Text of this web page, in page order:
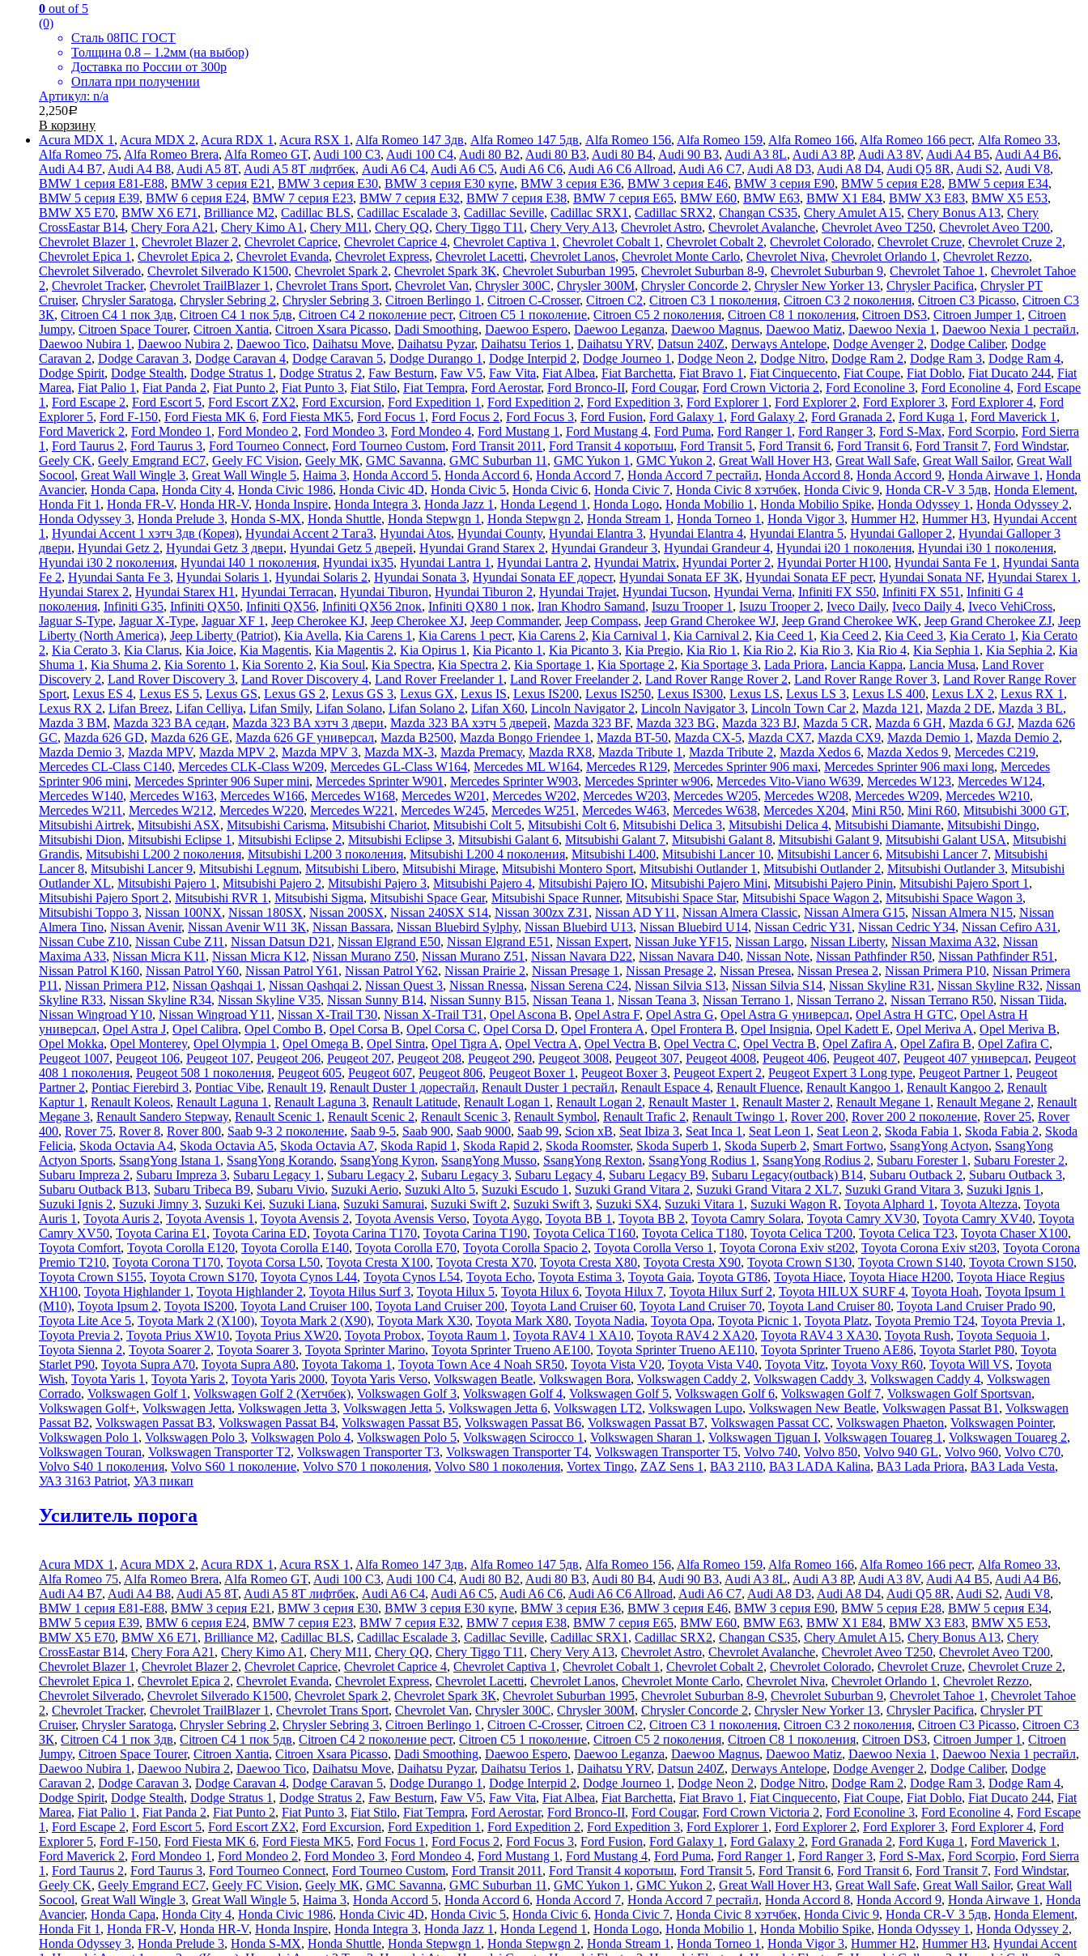
0 out of 5
(0)
Сталь 08ПС ГОСТ
Толщина 0.8 – 1.2мм (на выбор)
Доставка по России от 300р
Оплата при получении
Артикул: n/a
2,250Р
В корзину
Acura MDX 1 , Acura MDX 2, Acura RDX 1 , Acura RSX 1 , Alfa Romeo 147 3дв, Alfa Romeo 147 5дв, Alfa Romeo 156, Alfa Romeo 159, Alfa Romeo 166, Alfa Romeo 166 рест, Alfa Romeo 33,
Alfa Romeo 75, Alfa Romeo Brera, Alfa Romeo GT, Audi 100 C3, Audi 100 C4, Audi 80 B2, Audi 80 B3, Audi 80 B4, Audi 90 B3, Audi A3 8L, Audi A3 8P, Audi A3 8V, Audi A4 B5, Audi A4 B6,
Audi A4 B7, Audi A4 B8, Audi A5 8T, Audi A5 8T лифтбек, Audi A6 C4, Audi A6 C5, Audi A6 C6, Audi A6 C6 Allroad, Audi A6 C7, Audi A8 D3, Audi A8 D4, Audi Q5 8R, Audi S2, Audi V8,
BMW 1 серия E81-E88, BMW 3 серия E21 , BMW 3 серия E30, BMW 3 серия E30 купе, BMW 3 серия E36, BMW 3 серия E46, BMW 3 серия E90, BMW 5 серия E28, BMW 5 серия E34,
BMW 5 серия E39, BMW 6 серия E24, BMW 7 серия E23, BMW 7 серия E32, BMW 7 серия E38, BMW 7 серия E65, BMW E60, BMW E63, BMW X1 E84, BMW X3 E83, BMW X5 E53,
BMW X5 E70, BMW X6 E71 , Brilliance M2, Cadillac BLS, Cadillac Escalade 3, Cadillac Seville, Cadillac SRX1 , Cadillac SRX2, Changan CS35, Chery Amulet A15, Chery Bonus A13, Chery
CrossEastar B14, Chery Fora A21 , Chery Kimo A1 , Chery M11 , Chery QQ, Chery Tiggo T11 , Chery Very A13, Chevrolet Astro, Chevrolet Avalanche, Chevrolet Aveo T250, Chevrolet Aveo Т200,
Chevrolet Blazer 1 , Chevrolet Blazer 2, Chevrolet Caprice, Chevrolet Caprice 4, Chevrolet Captiva 1 , Chevrolet Cobalt 1 , Chevrolet Cobalt 2, Chevrolet Colorado, Chevrolet Cruze, Chevrolet Cruze 2,
Chevrolet Epica 1 , Chevrolet Epica 2, Chevrolet Evanda, Chevrolet Express, Chevrolet Lacetti, Chevrolet Lanos, Chevrolet Monte Carlo, Chevrolet Niva, Chevrolet Orlando 1 , Chevrolet Rezzo,
Chevrolet Silverado, Chevrolet Silverado K1500, Chevrolet Spark 2, Chevrolet Spark ЗК, Chevrolet Suburban 1995, Chevrolet Suburban 8-9, Chevrolet Suburban 9, Chevrolet Tahoe 1 , Chevrolet Tahoe
2, Chevrolet Tracker, Chevrolet TrailBlazer 1 , Chevrolet Trans Sport, Chevrolet Van, Chrysler 300C, Chrysler 300M, Chrysler Concorde 2, Chrysler New Yorker 13, Chrysler Pacifica, Chrysler PT
Cruiser, Chrysler Saratoga, Chrysler Sebring 2, Chrysler Sebring 3, Citroen Berlingo 1 , Citroen C-Crosser, Citroen C2, Citroen C3 1 поколения, Citroen C3 2 поколения, Citroen C3 Picasso, Citroen C3
ЗК, Citroen C4 1 пок 3дв, Citroen C4 1 пок 5дв, Citroen C4 2 поколение рест, Citroen C5 1 поколение, Citroen C5 2 поколения, Citroen C8 1 поколения, Citroen DS3, Citroen Jumper 1 , Citroen
Jumpy, Citroen Space Tourer, Citroen Xantia, Citroen Xsara Picasso, Dadi Smoothing, Daewoo Espero, Daewoo Leganza, Daewoo Magnus, Daewoo Matiz, Daewoo Nexia 1 , Daewoo Nexia 1 рестайл,
Daewoo Nubira 1 , Daewoo Nubira 2, Daewoo Tico, Daihatsu Move, Daihatsu Pyzar, Daihatsu Terios 1 , Daihatsu YRV, Datsun 240Z, Derways Antelope, Dodge Avenger 2, Dodge Caliber, Dodge
Caravan 2, Dodge Caravan 3, Dodge Caravan 4, Dodge Caravan 5, Dodge Durango 1 , Dodge Interpid 2, Dodge Journeo 1 , Dodge Neon 2, Dodge Nitro, Dodge Ram 2, Dodge Ram 3, Dodge Ram 4,
Dodge Spirit, Dodge Stealth, Dodge Stratus 1 , Dodge Stratus 2, Faw Besturn, Faw V5, Faw Vita, Fiat Albea, Fiat Barchetta, Fiat Bravo 1 , Fiat Cinquecento, Fiat Coupe, Fiat Doblo, Fiat Ducato 244, Fiat
Marea, Fiat Palio 1 , Fiat Panda 2, Fiat Punto 2, Fiat Punto 3, Fiat Stilo, Fiat Tempra, Ford Aerostar, Ford Bronco-II, Ford Cougar, Ford Crown Victoria 2, Ford Econoline 3, Ford Econoline 4, Ford Escape
1 , Ford Escape 2, Ford Escort 5, Ford Escort ZX2, Ford Excursion, Ford Expedition 1 , Ford Expedition 2, Ford Expedition 3, Ford Explorer 1 , Ford Explorer 2, Ford Explorer 3, Ford Explorer 4, Ford
Explorer 5, Ford F-150, Ford Fiesta MK 6, Ford Fiesta MK5, Ford Focus 1 , Ford Focus 2, Ford Focus 3, Ford Fusion, Ford Galaxy 1 , Ford Galaxy 2, Ford Granada 2, Ford Kuga 1 , Ford Maverick 1 ,
Ford Maverick 2, Ford Mondeo 1 , Ford Mondeo 2, Ford Mondeo 3, Ford Mondeo 4, Ford Mustang 1 , Ford Mustang 4, Ford Puma, Ford Ranger 1 , Ford Ranger 3, Ford S-Max, Ford Scorpio, Ford Sierra
1 , Ford Taurus 2, Ford Taurus 3, Ford Tourneo Connect, Ford Tourneo Custom, Ford Transit 2011 , Ford Transit 4 коротыш, Ford Transit 5, Ford Transit 6, Ford Transit 6, Ford Transit 7, Ford Windstar,
Geely CK, Geely Emgrand EC7, Geely FC Vision, Geely МК, GMC Savanna, GMC Suburban 11 , GMC Yukon 1 , GMC Yukon 2, Great Wall Hover H3, Great Wall Safe, Great Wall Sailor, Great Wall
Socool, Great Wall Wingle 3, Great Wall Wingle 5, Haima 3, Honda Accord 5, Honda Accord 6, Honda Accord 7, Honda Accord 7 рестайл, Honda Accord 8, Honda Accord 9, Honda Airwave 1 , Honda
Avancier, Honda Capa, Honda City 4, Honda Civic 1986, Honda Civic 4D, Honda Civic 5, Honda Civic 6, Honda Civic 7, Honda Civic 8 хэтчбек, Honda Civic 9, Honda CR-V 3 5дв, Honda Element,
Honda Fit 1 , Honda FR-V, Honda HR-V, Honda Inspire, Honda Integra 3, Honda Jazz 1 , Honda Legend 1 , Honda Logo, Honda Mobilio 1 , Honda Mobilio Spike, Honda Odyssey 1 , Honda Odyssey 2,
Honda Odyssey 3, Honda Prelude 3, Honda S-MX, Honda Shuttle, Honda Stepwgn 1 , Honda Stepwgn 2, Honda Stream 1 , Honda Torneo 1 , Honda Vigor 3, Hummer H2, Hummer H3, Hyundai Accent
1 , Hyundai Accent 1 хэтч 3дв (Корея), Hyundai Accent 2 ТагаЗ, Hyundai Atos, Hyundai County, Hyundai Elantra 3, Hyundai Elantra 4, Hyundai Elantra 5, Hyundai Galloper 2, Hyundai Galloper 3
двери, Hyundai Getz 2, Hyundai Getz 3 двери, Hyundai Getz 5 дверей, Hyundai Grand Starex 2, Hyundai Grandeur 3, Hyundai Grandeur 4, Hyundai i20 1 поколения, Hyundai i30 1 поколения,
Hyundai i30 2 поколения, Hyundai I40 1 поколения, Hyundai ix35, Hyundai Lantra 1 , Hyundai Lantra 2, Hyundai Matrix, Hyundai Porter 2, Hyundai Porter H100, Hyundai Santa Fe 1 , Hyundai Santa
Fe 2, Hyundai Santa Fe 3, Hyundai Solaris 1 , Hyundai Solaris 2, Hyundai Sonata 3, Hyundai Sonata EF дорест, Hyundai Sonata EF ЗК, Hyundai Sonata EF рест, Hyundai Sonata NF, Hyundai Starex 1 ,
Hyundai Starex 2, Hyundai Starex H1 , Hyundai Terracan, Hyundai Tiburon, Hyundai Tiburon 2, Hyundai Trajet, Hyundai Tucson, Hyundai Verna, Infiniti FX S50, Infiniti FX S51 , Infiniti G 4
поколения, Infiniti G35, Infiniti QX50, Infiniti QX56, Infiniti QX56 2пок, Infiniti QX80 1 пок, Iran Khodro Samand, Isuzu Trooper 1 , Isuzu Trooper 2, Iveco Daily, Iveco Daily 4, Iveco VehiCross,
Jaguar S-Type, Jaguar X-Type, Jaguar XF 1 , Jeep Cherokee KJ, Jeep Cherokee XJ, Jeep Commander, Jeep Compass, Jeep Grand Cherokee WJ, Jeep Grand Cherokee WK, Jeep Grand Cherokee ZJ, Jeep
Liberty (North America), Jeep Liberty (Patriot), Kia Avella, Kia Carens 1 , Kia Carens 1 рест, Kia Carens 2, Kia Carnival 1 , Kia Carnival 2, Kia Ceed 1 , Kia Ceed 2, Kia Ceed 3, Kia Cerato 1 , Kia Cerato
2, Kia Cerato 3, Kia Clarus, Kia Joice, Kia Magentis, Kia Magentis 2, Kia Opirus 1 , Kia Picanto 1 , Kia Picanto 3, Kia Pregio, Kia Rio 1 , Kia Rio 2, Kia Rio 3, Kia Rio 4, Kia Sephia 1 , Kia Sephia 2, Kia
Shuma 1 , Kia Shuma 2, Kia Sorento 1 , Kia Sorento 2, Kia Soul, Kia Spectra, Kia Spectra 2, Kia Sportage 1 , Kia Sportage 2, Kia Sportage 3, Lada Priora, Lancia Kappa, Lancia Musa, Land Rover
Discovery 2, Land Rover Discovery 3, Land Rover Discovery 4, Land Rover Freelander 1 , Land Rover Freelander 2, Land Rover Range Rover 2, Land Rover Range Rover 3, Land Rover Range Rover
Sport, Lexus ES 4, Lexus ES 5, Lexus GS, Lexus GS 2, Lexus GS 3, Lexus GX, Lexus IS, Lexus IS200, Lexus IS250, Lexus IS300, Lexus LS, Lexus LS 3, Lexus LS 400, Lexus LX 2, Lexus RX 1 ,
Lexus RX 2, Lifan Breez, Lifan Celliya, Lifan Smily, Lifan Solano, Lifan Solano 2, Lifan X60, Lincoln Navigator 2, Lincoln Navigator 3, Lincoln Town Car 2, Mazda 121 , Mazda 2 DE, Mazda 3 BL,
Mazda 3 BM, Mazda 323 BA седан, Mazda 323 BA хэтч 3 двери, Mazda 323 BA хэтч 5 дверей, Mazda 323 BF, Mazda 323 BG, Mazda 323 BJ, Mazda 5 CR, Mazda 6 GH, Mazda 6 GJ, Mazda 626
GC, Mazda 626 GD, Mazda 626 GE, Mazda 626 GF универсал, Mazda B2500, Mazda Bongo Friendee 1 , Mazda BT-50, Mazda CX-5, Mazda CX7, Mazda CX9, Mazda Demio 1 , Mazda Demio 2,
Mazda Demio 3, Mazda MPV, Mazda MPV 2, Mazda MPV 3, Mazda MX-3, Mazda Premacy, Mazda RX8, Mazda Tribute 1 , Mazda Tribute 2, Mazda Xedos 6, Mazda Xedos 9, Mercedes C219,
Mercedes CL-Class C140, Mercedes CLK-Class W209, Mercedes GL-Class W164, Mercedes ML W164, Mercedes R129, Mercedes Sprinter 906 maxi, Mercedes Sprinter 906 maxi long, Mercedes
Sprinter 906 mini, Mercedes Sprinter 906 Super mini, Mercedes Sprinter W901 , Mercedes Sprinter W903, Mercedes Sprinter w906, Mercedes Vito-Viano W639, Mercedes W123, Mercedes W124,
Mercedes W140, Mercedes W163, Mercedes W166, Mercedes W168, Mercedes W201 , Mercedes W202, Mercedes W203, Mercedes W205, Mercedes W208, Mercedes W209, Mercedes W210,
Mercedes W211 , Mercedes W212, Mercedes W220, Mercedes W221 , Mercedes W245, Mercedes W251 , Mercedes W463, Mercedes W638, Mercedes X204, Mini R50, Mini R60, Mitsubishi 3000 GT,
Mitsubishi Airtrek, Mitsubishi ASX, Mitsubishi Carisma, Mitsubishi Chariot, Mitsubishi Colt 5, Mitsubishi Colt 6, Mitsubishi Delica 3, Mitsubishi Delica 4, Mitsubishi Diamante, Mitsubishi Dingo,
Mitsubishi Dion, Mitsubishi Eclipse 1 , Mitsubishi Eclipse 2, Mitsubishi Eclipse 3, Mitsubishi Galant 6, Mitsubishi Galant 7, Mitsubishi Galant 8, Mitsubishi Galant 9, Mitsubishi Galant USA, Mitsubishi
Grandis, Mitsubishi L200 2 поколения, Mitsubishi L200 3 поколения, Mitsubishi L200 4 поколения, Mitsubishi L400, Mitsubishi Lancer 10, Mitsubishi Lancer 6, Mitsubishi Lancer 7, Mitsubishi
Lancer 8, Mitsubishi Lancer 9, Mitsubishi Legnum, Mitsubishi Libero, Mitsubishi Mirage, Mitsubishi Montero Sport, Mitsubishi Outlander 1 , Mitsubishi Outlander 2, Mitsubishi Outlander 3, Mitsubishi
Outlander XL, Mitsubishi Pajero 1 , Mitsubishi Pajero 2, Mitsubishi Pajero 3, Mitsubishi Pajero 4, Mitsubishi Pajero IO, Mitsubishi Pajero Mini, Mitsubishi Pajero Pinin, Mitsubishi Pajero Sport 1 ,
Mitsubishi Pajero Sport 2, Mitsubishi RVR 1 , Mitsubishi Sigma, Mitsubishi Space Gear, Mitsubishi Space Runner, Mitsubishi Space Star, Mitsubishi Space Wagon 2, Mitsubishi Space Wagon 3,
Mitsubishi Toppo 3, Nissan 100NX, Nissan 180SX, Nissan 200SX, Nissan 240SX S14, Nissan 300zx Z31 , Nissan AD Y11 , Nissan Almera Classic, Nissan Almera G15, Nissan Almera N15, Nissan
Almera Tino, Nissan Avenir, Nissan Avenir W11 ЗК, Nissan Bassara, Nissan Bluebird Sylphy, Nissan Bluebird U13, Nissan Bluebird U14, Nissan Cedric Y31 , Nissan Cedric Y34, Nissan Cefiro A31 ,
Nissan Cube Z10, Nissan Cube Z11 , Nissan Datsun D21 , Nissan Elgrand E50, Nissan Elgrand E51 , Nissan Expert, Nissan Juke YF15, Nissan Largo, Nissan Liberty, Nissan Maxima A32, Nissan
Maxima A33, Nissan Micra K11 , Nissan Micra K12, Nissan Murano Z50, Nissan Murano Z51 , Nissan Navara D22, Nissan Navara D40, Nissan Note, Nissan Pathfinder R50, Nissan Pathfinder R51 ,
Nissan Patrol K160, Nissan Patrol Y60, Nissan Patrol Y61 , Nissan Patrol Y62, Nissan Prairie 2, Nissan Presage 1 , Nissan Presage 2, Nissan Presea, Nissan Presea 2, Nissan Primera P10, Nissan Primera
P11 , Nissan Primera P12, Nissan Qashqai 1 , Nissan Qashqai 2, Nissan Quest 3, Nissan Rnessa, Nissan Serena C24, Nissan Silvia S13, Nissan Silvia S14, Nissan Skyline R31 , Nissan Skyline R32, Nissan
Skyline R33, Nissan Skyline R34, Nissan Skyline V35, Nissan Sunny B14, Nissan Sunny B15, Nissan Teana 1 , Nissan Teana 3, Nissan Terrano 1 , Nissan Terrano 2, Nissan Terrano R50, Nissan Tiida,
Nissan Wingroad Y10, Nissan Wingroad Y11 , Nissan X-Trail T30, Nissan X-Trail T31 , Opel Ascona B, Opel Astra F, Opel Astra G, Opel Astra G универсал, Opel Astra H GTC, Opel Astra H
универсал, Opel Astra J, Opel Calibra, Opel Combo B, Opel Corsa B, Opel Corsa C, Opel Corsa D, Opel Frontera A, Opel Frontera B, Opel Insignia, Opel Kadett E, Opel Meriva A, Opel Meriva B,
Opel Mokka, Opel Monterey, Opel Olympia 1 , Opel Omega B, Opel Sintra, Opel Tigra A, Opel Vectra A, Opel Vectra B, Opel Vectra C, Opel Vectra В, Opel Zafira A, Opel Zafira B, Opel Zafira C,
Peugeot 1007, Peugeot 106, Peugeot 107, Peugeot 206, Peugeot 207, Peugeot 208, Peugeot 290, Peugeot 3008, Peugeot 307, Peugeot 4008, Peugeot 406, Peugeot 407, Peugeot 407 универсал, Peugeot
408 1 поколения, Peugeot 508 1 поколения, Peugeot 605, Peugeot 607, Peugeot 806, Peugeot Boxer 1 , Peugeot Boxer 3, Peugeot Expert 2, Peugeot Expert 3 Long type, Peugeot Partner 1 , Peugeot
Partner 2, Pontiac Fierebird 3, Pontiac Vibe, Renault 19, Renault Duster 1 дорестайл, Renault Duster 1 рестайл, Renault Espace 4, Renault Fluence, Renault Kangoo 1 , Renault Kangoo 2, Renault
Kaptur 1 , Renault Koleos, Renault Laguna 1 , Renault Laguna 3, Renault Latitude, Renault Logan 1 , Renault Logan 2, Renault Master 1 , Renault Master 2, Renault Megane 1 , Renault Megane 2, Renault
Megane 3, Renault Sandero Stepway, Renault Scenic 1 , Renault Scenic 2, Renault Scenic 3, Renault Symbol, Renault Trafic 2, Renault Twingo 1 , Rover 200, Rover 200 2 поколение, Rover 25, Rover
400, Rover 75, Rover 8, Rover 800, Saab 9-3 2 поколение, Saab 9-5, Saab 900, Saab 9000, Saab 99, Scion xB, Seat Ibiza 3, Seat Inca 1 , Seat Leon 1 , Seat Leon 2, Skoda Fabia 1 , Skoda Fabia 2, Skoda
Felicia, Skoda Octavia A4, Skoda Octavia A5, Skoda Octavia A7, Skoda Rapid 1 , Skoda Rapid 2, Skoda Roomster, Skoda Superb 1 , Skoda Superb 2, Smart Fortwo, SsangYong Actyon, SsangYong
Actyon Sports, SsangYong Istana 1 , SsangYong Korando, SsangYong Kyron, SsangYong Musso, SsangYong Rexton, SsangYong Rodius 1 , SsangYong Rodius 2, Subaru Forester 1 , Subaru Forester 2,
Subaru Impreza 2, Subaru Impreza 3, Subaru Legacy 1 , Subaru Legacy 2, Subaru Legacy 3, Subaru Legacy 4, Subaru Legacy B9, Subaru Legacy(outback) B14, Subaru Outback 2, Subaru Outback 3,
Subaru Outback B13, Subaru Tribeca B9, Subaru Vivio, Suzuki Aerio, Suzuki Alto 5, Suzuki Escudo 1 , Suzuki Grand Vitara 2, Suzuki Grand Vitara 2 XL7, Suzuki Grand Vitara 3, Suzuki Ignis 1 ,
Suzuki Ignis 2, Suzuki Jimny 3, Suzuki Kei, Suzuki Liana, Suzuki Samurai, Suzuki Swift 2, Suzuki Swift 3, Suzuki SX4, Suzuki Vitara 1 , Suzuki Wagon R, Toyota Alphard 1 , Toyota Altezza, Toyota
Auris 1 , Toyota Auris 2, Toyota Avensis 1 , Toyota Avensis 2, Toyota Avensis Verso, Toyota Aygo, Toyota BB 1 , Toyota BB 2, Toyota Camry Solara, Toyota Camry XV30, Toyota Camry XV40, Toyota
Camry XV50, Toyota Carina E1 , Toyota Carina ED, Toyota Carina T170, Toyota Carina T190, Toyota Celica T160, Toyota Celica T180, Toyota Celica T200, Toyota Celica T23, Toyota Chaser X100,
Toyota Comfort, Toyota Corolla E120, Toyota Corolla E140, Toyota Corolla E70, Toyota Corolla Spacio 2, Toyota Corolla Verso 1 , Toyota Corona Exiv st202, Toyota Corona Exiv st203, Toyota Corona
Premio T210, Toyota Corona T170, Toyota Corsa L50, Toyota Cresta X100, Toyota Cresta X70, Toyota Cresta X80, Toyota Cresta X90, Toyota Crown S130, Toyota Crown S140, Toyota Crown S150,
Toyota Crown S155, Toyota Crown S170, Toyota Cynos L44, Toyota Cynos L54, Toyota Echo, Toyota Estima 3, Toyota Gaia, Toyota GT86, Toyota Hiace, Toyota Hiace H200, Toyota Hiace Regius
XH100, Toyota Highlander 1 , Toyota Highlander 2, Toyota Hilus Surf 3, Toyota Hilux 5, Toyota Hilux 6, Toyota Hilux 7, Toyota Hilux Surf 2, Toyota HILUX SURF 4, Toyota Hoah, Toyota Ipsum 1
(М10), Toyota Ipsum 2, Toyota IS200, Toyota Land Cruiser 100, Toyota Land Cruiser 200, Toyota Land Cruiser 60, Toyota Land Cruiser 70, Toyota Land Cruiser 80, Toyota Land Cruiser Prado 90,
Toyota Lite Ace 5, Toyota Mark 2 (Х100), Toyota Mark 2 (Х90), Toyota Mark X30, Toyota Mark X80, Toyota Nadia, Toyota Opa, Toyota Picnic 1 , Toyota Platz, Toyota Premio T24, Toyota Previa 1 ,
Toyota Previa 2, Toyota Prius XW10, Toyota Prius XW20, Toyota Probox, Toyota Raum 1 , Toyota RAV4 1 XA10, Toyota RAV4 2 XA20, Toyota RAV4 3 XA30, Toyota Rush, Toyota Sequoia 1 ,
Toyota Sienna 2, Toyota Soarer 2, Toyota Soarer 3, Toyota Sprinter Marino, Toyota Sprinter Trueno AE100, Toyota Sprinter Trueno AE110, Toyota Sprinter Trueno AE86, Toyota Starlet P80, Toyota
Starlet P90, Toyota Supra A70, Toyota Supra A80, Toyota Takoma 1 , Toyota Town Ace 4 Noah SR50, Toyota Vista V20, Toyota Vista V40, Toyota Vitz, Toyota Voxy R60, Toyota Will VS, Toyota
Wish, Toyota Yaris 1 , Toyota Yaris 2, Toyota Yaris 2000, Toyota Yaris Verso, Volkswagen Beatle, Volkswagen Bora, Volkswagen Caddy 2, Volkswagen Caddy 3, Volkswagen Caddy 4, Volkswagen
Corrado, Volkswagen Golf 1 , Volkswagen Golf 2 (Хетчбек), Volkswagen Golf 3, Volkswagen Golf 4, Volkswagen Golf 5, Volkswagen Golf 6, Volkswagen Golf 7, Volkswagen Golf Sportsvan,
Volkswagen Golf+, Volkswagen Jetta, Volkswagen Jetta 3, Volkswagen Jetta 5, Volkswagen Jetta 6, Volkswagen LT2, Volkswagen Lupo, Volkswagen New Beatle, Volkswagen Passat B1 , Volkswagen
Passat B2, Volkswagen Passat B3, Volkswagen Passat B4, Volkswagen Passat B5, Volkswagen Passat B6, Volkswagen Passat B7, Volkswagen Passat CC, Volkswagen Phaeton, Volkswagen Pointer,
Volkswagen Polo 1 , Volkswagen Polo 3, Volkswagen Polo 4, Volkswagen Polo 5, Volkswagen Scirocco 1 , Volkswagen Sharan 1 , Volkswagen Tiguan I, Volkswagen Touareg 1 , Volkswagen Touareg 2,
Volkswagen Touran, Volkswagen Transporter T2, Volkswagen Transporter T3, Volkswagen Transporter T4, Volkswagen Transporter T5, Volvo 740, Volvo 850, Volvo 940 GL, Volvo 960, Volvo C70,
Volvo S40 1 поколения, Volvo S60 1 поколение, Volvo S70 1 поколения, Volvo S80 1 поколения, Vortex Tingo, ZAZ Sens 1 , ВАЗ 2110, ВАЗ LADA Kalina, ВАЗ Lada Priora, ВАЗ Lada Vesta,
УАЗ 3163 Patriot, УАЗ пикап
Усилитель порога
Acura MDX 1 , Acura MDX 2, Acura RDX 1 , Acura RSX 1 , Alfa Romeo 147 3дв, Alfa Romeo 147 5дв, Alfa Romeo 156, Alfa Romeo 159, Alfa Romeo 166, Alfa Romeo 166 рест, Alfa Romeo 33,
Alfa Romeo 75, Alfa Romeo Brera, Alfa Romeo GT, Audi 100 C3, Audi 100 C4, Audi 80 B2, Audi 80 B3, Audi 80 B4, Audi 90 B3, Audi A3 8L, Audi A3 8P, Audi A3 8V, Audi A4 B5, Audi A4 B6,
Audi A4 B7, Audi A4 B8, Audi A5 8T, Audi A5 8T лифтбек, Audi A6 C4, Audi A6 C5, Audi A6 C6, Audi A6 C6 Allroad, Audi A6 C7, Audi A8 D3, Audi A8 D4, Audi Q5 8R, Audi S2, Audi V8,
BMW 1 серия E81-E88, BMW 3 серия E21 , BMW 3 серия E30, BMW 3 серия E30 купе, BMW 3 серия E36, BMW 3 серия E46, BMW 3 серия E90, BMW 5 серия E28, BMW 5 серия E34,
BMW 5 серия E39, BMW 6 серия E24, BMW 7 серия E23, BMW 7 серия E32, BMW 7 серия E38, BMW 7 серия E65, BMW E60, BMW E63, BMW X1 E84, BMW X3 E83, BMW X5 E53,
BMW X5 E70, BMW X6 E71 , Brilliance M2, Cadillac BLS, Cadillac Escalade 3, Cadillac Seville, Cadillac SRX1 , Cadillac SRX2, Changan CS35, Chery Amulet A15, Chery Bonus A13, Chery
CrossEastar B14, Chery Fora A21 , Chery Kimo A1 , Chery M11 , Chery QQ, Chery Tiggo T11 , Chery Very A13, Chevrolet Astro, Chevrolet Avalanche, Chevrolet Aveo T250, Chevrolet Aveo Т200,
Chevrolet Blazer 1 , Chevrolet Blazer 2, Chevrolet Caprice, Chevrolet Caprice 4, Chevrolet Captiva 1 , Chevrolet Cobalt 1 , Chevrolet Cobalt 2, Chevrolet Colorado, Chevrolet Cruze, Chevrolet Cruze 2,
Chevrolet Epica 1 , Chevrolet Epica 2, Chevrolet Evanda, Chevrolet Express, Chevrolet Lacetti, Chevrolet Lanos, Chevrolet Monte Carlo, Chevrolet Niva, Chevrolet Orlando 1 , Chevrolet Rezzo,
Chevrolet Silverado, Chevrolet Silverado K1500, Chevrolet Spark 2, Chevrolet Spark ЗК, Chevrolet Suburban 1995, Chevrolet Suburban 8-9, Chevrolet Suburban 9, Chevrolet Tahoe 1 , Chevrolet Tahoe
2, Chevrolet Tracker, Chevrolet TrailBlazer 1 , Chevrolet Trans Sport, Chevrolet Van, Chrysler 300C, Chrysler 300M, Chrysler Concorde 2, Chrysler New Yorker 13, Chrysler Pacifica, Chrysler PT
Cruiser, Chrysler Saratoga, Chrysler Sebring 2, Chrysler Sebring 3, Citroen Berlingo 1 , Citroen C-Crosser, Citroen C2, Citroen C3 1 поколения, Citroen C3 2 поколения, Citroen C3 Picasso, Citroen C3
ЗК, Citroen C4 1 пок 3дв, Citroen C4 1 пок 5дв, Citroen C4 2 поколение рест, Citroen C5 1 поколение, Citroen C5 2 поколения, Citroen C8 1 поколения, Citroen DS3, Citroen Jumper 1 , Citroen
Jumpy, Citroen Space Tourer, Citroen Xantia, Citroen Xsara Picasso, Dadi Smoothing, Daewoo Espero, Daewoo Leganza, Daewoo Magnus, Daewoo Matiz, Daewoo Nexia 1 , Daewoo Nexia 1 рестайл,
Daewoo Nubira 1 , Daewoo Nubira 2, Daewoo Tico, Daihatsu Move, Daihatsu Pyzar, Daihatsu Terios 1 , Daihatsu YRV, Datsun 240Z, Derways Antelope, Dodge Avenger 2, Dodge Caliber, Dodge
Caravan 2, Dodge Caravan 3, Dodge Caravan 4, Dodge Caravan 5, Dodge Durango 1 , Dodge Interpid 2, Dodge Journeo 1 , Dodge Neon 2, Dodge Nitro, Dodge Ram 2, Dodge Ram 3, Dodge Ram 4,
Dodge Spirit, Dodge Stealth, Dodge Stratus 1 , Dodge Stratus 2, Faw Besturn, Faw V5, Faw Vita, Fiat Albea, Fiat Barchetta, Fiat Bravo 1 , Fiat Cinquecento, Fiat Coupe, Fiat Doblo, Fiat Ducato 244, Fiat
Marea, Fiat Palio 1 , Fiat Panda 2, Fiat Punto 2, Fiat Punto 3, Fiat Stilo, Fiat Tempra, Ford Aerostar, Ford Bronco-II, Ford Cougar, Ford Crown Victoria 2, Ford Econoline 3, Ford Econoline 4, Ford Escape
1 , Ford Escape 2, Ford Escort 5, Ford Escort ZX2, Ford Excursion, Ford Expedition 1 , Ford Expedition 2, Ford Expedition 3, Ford Explorer 1 , Ford Explorer 2, Ford Explorer 3, Ford Explorer 4, Ford
Explorer 5, Ford F-150, Ford Fiesta MK 6, Ford Fiesta MK5, Ford Focus 1 , Ford Focus 2, Ford Focus 3, Ford Fusion, Ford Galaxy 1 , Ford Galaxy 2, Ford Granada 2, Ford Kuga 1 , Ford Maverick 1 ,
Ford Maverick 2, Ford Mondeo 1 , Ford Mondeo 2, Ford Mondeo 3, Ford Mondeo 4, Ford Mustang 1 , Ford Mustang 4, Ford Puma, Ford Ranger 1 , Ford Ranger 3, Ford S-Max, Ford Scorpio, Ford Sierra
1 , Ford Taurus 2, Ford Taurus 3, Ford Tourneo Connect, Ford Tourneo Custom, Ford Transit 2011 , Ford Transit 4 коротыш, Ford Transit 5, Ford Transit 6, Ford Transit 6, Ford Transit 7, Ford Windstar,
Geely CK, Geely Emgrand EC7, Geely FC Vision, Geely МК, GMC Savanna, GMC Suburban 11 , GMC Yukon 1 , GMC Yukon 2, Great Wall Hover H3, Great Wall Safe, Great Wall Sailor, Great Wall
Socool, Great Wall Wingle 3, Great Wall Wingle 5, Haima 3, Honda Accord 5, Honda Accord 6, Honda Accord 7, Honda Accord 7 рестайл, Honda Accord 8, Honda Accord 9, Honda Airwave 1 , Honda
Avancier, Honda Capa, Honda City 4, Honda Civic 1986, Honda Civic 4D, Honda Civic 5, Honda Civic 6, Honda Civic 7, Honda Civic 8 хэтчбек, Honda Civic 9, Honda CR-V 3 5дв, Honda Element,
Honda Fit 1 , Honda FR-V, Honda HR-V, Honda Inspire, Honda Integra 3, Honda Jazz 1 , Honda Legend 1 , Honda Logo, Honda Mobilio 1 , Honda Mobilio Spike, Honda Odyssey 1 , Honda Odyssey 2,
Honda Odyssey 3, Honda Prelude 3, Honda S-MX, Honda Shuttle, Honda Stepwgn 1 , Honda Stepwgn 2, Honda Stream 1 , Honda Torneo 1 , Honda Vigor 3, Hummer H2, Hummer H3, Hyundai Accent